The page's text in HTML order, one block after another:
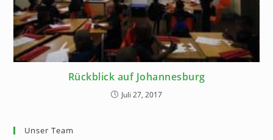
Rückblick auf Johannesburg
Juli 27, 2017
Unser Team